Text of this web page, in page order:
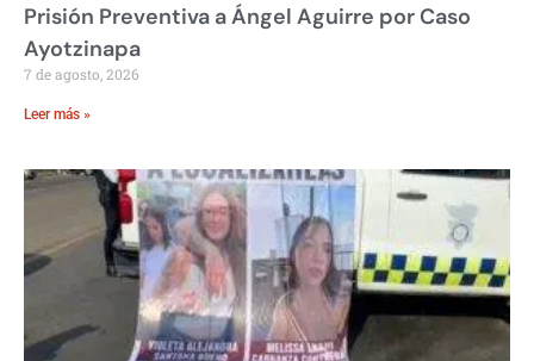
Prisión Preventiva a Ángel Aguirre por Caso
Ayotzinapa
7 de agosto, 2026
Leer más »